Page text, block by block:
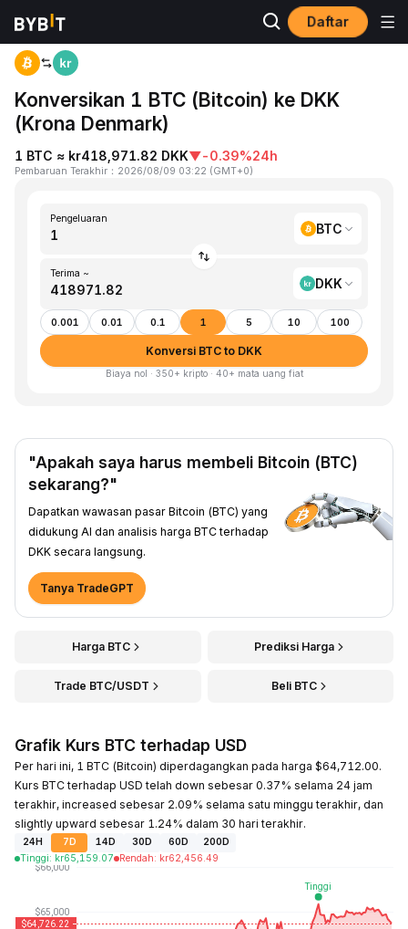
Daftar
Beranda
Konversikan 1 BTC (Bitcoin) ke DKK
(Krona Denmark)
1 BTC ≈ kr418,971.82 DKK▼-0.39%24h
Pembaruan Terakhir ： 2026/08/09 03:22 (GMT+0)
Pengeluaran
BTC
Terima ~
DKK
0.001 0.01 0.1 1 5 10 100
Konversi BTC to DKK
Biaya nol · 350+ kripto · 40+ mata uang fiat
"Apakah saya harus membeli Bitcoin (BTC)
sekarang?"
Dapatkan wawasan pasar Bitcoin (BTC) yang
didukung AI dan analisis harga BTC terhadap
DKK secara langsung.
Tanya TradeGPT
Harga BTC Prediksi Harga
Trade BTC/USDT Beli BTC
Grafik Kurs BTC terhadap USD
Per hari ini, 1 BTC (Bitcoin) diperdagangkan pada harga $64,712.00.
Kurs BTC terhadap USD telah down sebesar 0.37% selama 24 jam
terakhir, increased sebesar 2.09% selama satu minggu terakhir, dan
slightly upward sebesar 1.24% dalam 30 hari terakhir.
24H 7D 14D 30D 60D
200D
Tinggi: kr65,159.07 Rendah: kr62,456.49